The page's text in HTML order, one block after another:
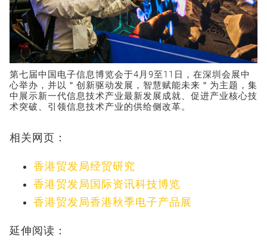
第七届中国电子信息博览会于4月9至11日，在深圳会展中
心举办，并以＂创新驱动发展，智慧赋能未来＂为主题，集
中展示新一代信息技术产业最新发展成就、促进产业核心技
术突破、引领信息技术产业的供给侧改革。
相关网页：
香港贸发局经贸研究
香港贸发局国际资讯科技博览
香港贸发局香港秋季电子产品展
延伸阅读：